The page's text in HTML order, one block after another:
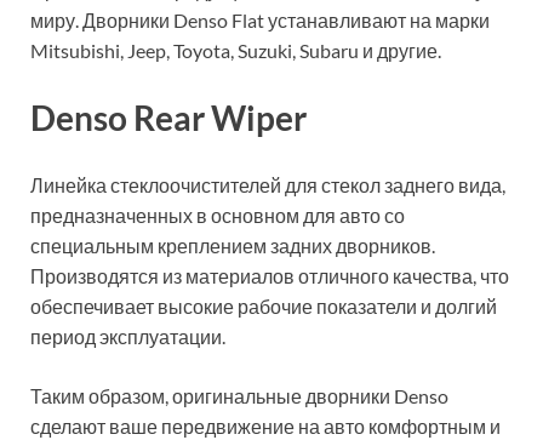
миру. Дворники Denso Flat устанавливают на марки
Mitsubishi, Jeep, Toyota, Suzuki, Subaru и другие.
Denso Rear Wiper
Линейка стеклоочистителей для стекол заднего вида,
предназначенных в основном для авто со
специальным креплением задних дворников.
Производятся из материалов отличного качества, что
обеспечивает высокие рабочие показатели и долгий
период эксплуатации.
Таким образом, оригинальные дворники Denso
сделают ваше передвижение на авто комфортным и